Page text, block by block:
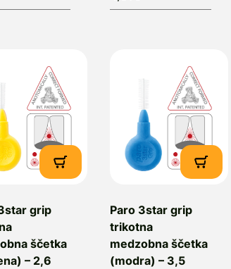
grip
ščetka
– 2,6
Paro 3star grip
trikotna
medzobna ščetka
(modra) – 3,5